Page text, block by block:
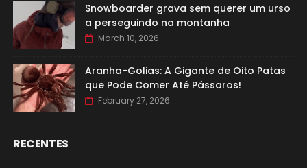
Snowboarder grava sem querer um urso
a perseguindo na montanha
March 10, 2026
Aranha-Golias: A Gigante de Oito Patas
que Pode Comer Até Pássaros!
February 27, 2026
RECENTES